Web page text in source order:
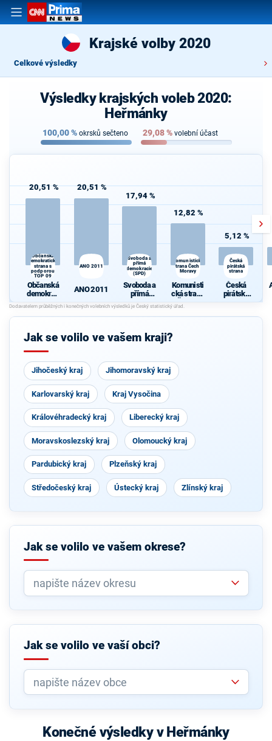
Krajské volby 2020
Celkové výsledky
Výsledky krajských voleb 2020:
Heřmánky
100,00% okrsků sečteno 29,08% volební účast
20,51 %
Občanská
demokratická
strana s
podporou
TOP 09
Občanská
demokrati
cká strana
s podporou
TOP 09
20,51 %
ANO 2011
ANO 2011
17,94 %
Svoboda a
přímá
demokracie
(SPD)
Svoboda a
přímá
demokraci
e (SPD)
12,82 %
Komunistická
strana Čech a
Moravy
Komunisti
cká strana
Čech a
Moravy
5,12 %
Česká
pirátská
strana
Česká
pirátská
strana
Jak se volilo ve vašem kraji?
Jihočeský kraj Jihomoravský kraj
Karlovarský kraj Kraj Vysočina
Královéhradecký kraj Liberecký kraj
Moravskoslezský kraj Olomoucký kraj
Pardubický kraj Plzeňský kraj
Středočeský kraj Ústecký kraj Zlínský kraj
Jak se volilo ve vašem okrese?
Jak se volilo ve vaší obci?
Konečné výsledky v Heřmánky